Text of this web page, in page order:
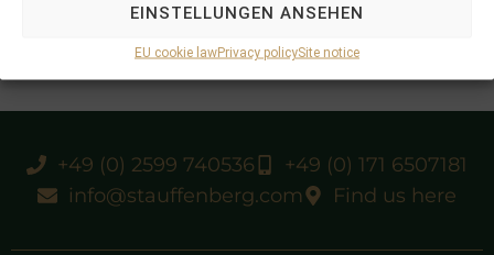
EINSTELLUNGEN ANSEHEN
EU cookie lawPrivacy policySite notice
+49 (0) 2599 740536
+49 (0) 171 6507181
info@stauffenberg.com
Find us here